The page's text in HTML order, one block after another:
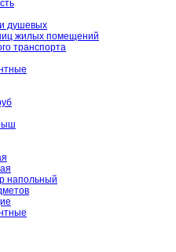
душевых
жилых помещений
транспорта
напольный